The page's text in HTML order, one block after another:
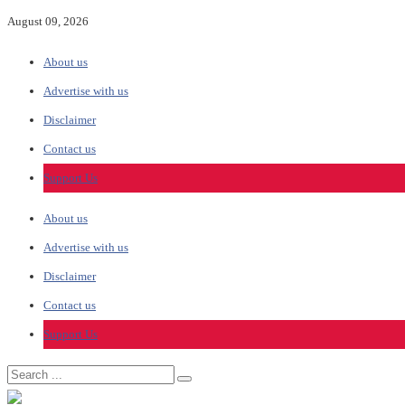
August 09, 2026
About us
Advertise with us
Disclaimer
Contact us
Support Us
About us
Advertise with us
Disclaimer
Contact us
Support Us